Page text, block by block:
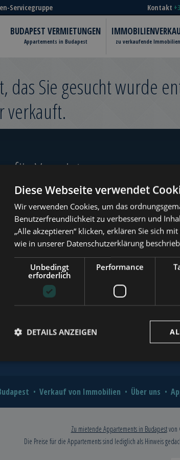
Servicegruppe Kontakt
BUDAPEST VERMIETUNGEN
Appartements in Budapest zu verkaufende Immobilien
das Sie gesucht wurde
verkauft.
für Vermieter‎
Cost?
Budapest at the End of August
Property Investor in 2026?
How to Plan a Smarter Renovation for Value and Comfort
Does It Make Sense to Hire a Professional?
is a Smart Move in 2026: A Comprehensive Guide for
Tower Nachrichten >
Verkauf von Immobilien Über uns
Zu mietende Appartements in Budapestvon
Die Preise für die Appartements sind lediglich als Hinweis
Diese Webseite verwendet
Wir verwenden Cookies, um das
Benutzerfreundlichkeit zu verbessern und
„Alle akzeptieren“ klicken, erklären Sie sich
wie in unserer Datenschutzerklärung
Unbedingt
erforderlich
Performance
DETAILS ANZEIGEN